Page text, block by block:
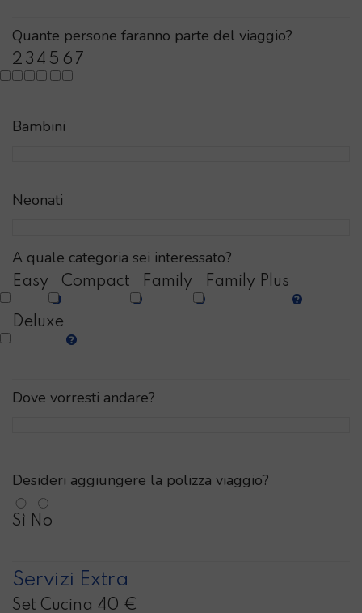
Quante persone faranno parte del viaggio?
2 3 4 5 6 7
Bambini
Neonati
A quale categoria sei interessato?
Easy Compact Family Family Plus
Deluxe
Dove vorresti andare?
Desideri aggiungere la polizza viaggio?
Sì No
Servizi Extra
Set Cucina 40 €